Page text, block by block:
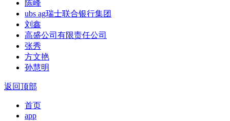
陈峰
ubs ag瑞士联合银行集团
刘鑫
高盛公司有限责任公司
张秀
方文艳
孙慧明
返回顶部
首页
app